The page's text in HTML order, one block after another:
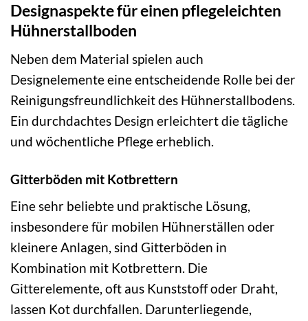
Designaspekte für einen pflegeleichten
Hühnerstallboden
Neben dem Material spielen auch
Designelemente eine entscheidende Rolle bei der
Reinigungsfreundlichkeit des Hühnerstallbodens.
Ein durchdachtes Design erleichtert die tägliche
und wöchentliche Pflege erheblich.
Gitterböden mit Kotbrettern
Eine sehr beliebte und praktische Lösung,
insbesondere für mobilen Hühnerställen oder
kleinere Anlagen, sind Gitterböden in
Kombination mit Kotbrettern. Die
Gitterelemente, oft aus Kunststoff oder Draht,
lassen Kot durchfallen. Darunterliegende,